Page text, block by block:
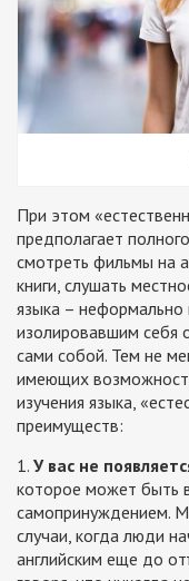
При этом
предполагает
смотреть фильмы на
книги, слушать
языка –
изолировавшим себя
сами собой. Тем не
имеющих
изучения языка,
преимуществ:
1. У вас не
которое может быть
самопринуждением.
случаи, когда люди
английским еще до